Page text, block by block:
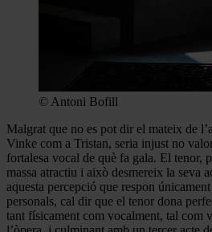
© Antoni Bofill
Malgrat que no es pot dir el mateix de
Vinke com a Tristan, seria injust no
fortalesa vocal de què fa gala. El tenor,
massa atractiu i això desmereix la seva
aquesta percepció que respon
personals, cal dir que el tenor dona
tant físicament com vocalment, tal com